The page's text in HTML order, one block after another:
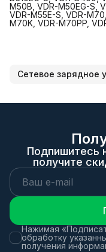
M50B, VDR-M50EG-S,
VDR-M55E-S, VDR-
M70K, VDR-M70PP,
Сетевое зарядное
Подпишитесь
получите
Нажимая
обработку
получения